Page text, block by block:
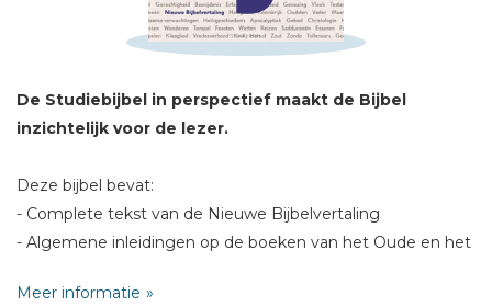
De Studiebijbel in perspectief maakt de Bijbel
inzichtelijk voor de lezer.
Deze bijbel bevat:
- Complete tekst van de Nieuwe Bijbelvertaling
- Algemene inleidingen op de boeken van het Oude en het
- Commentaar bij moeilijke verzen
Meer informatie
E-mail *
Bericht *